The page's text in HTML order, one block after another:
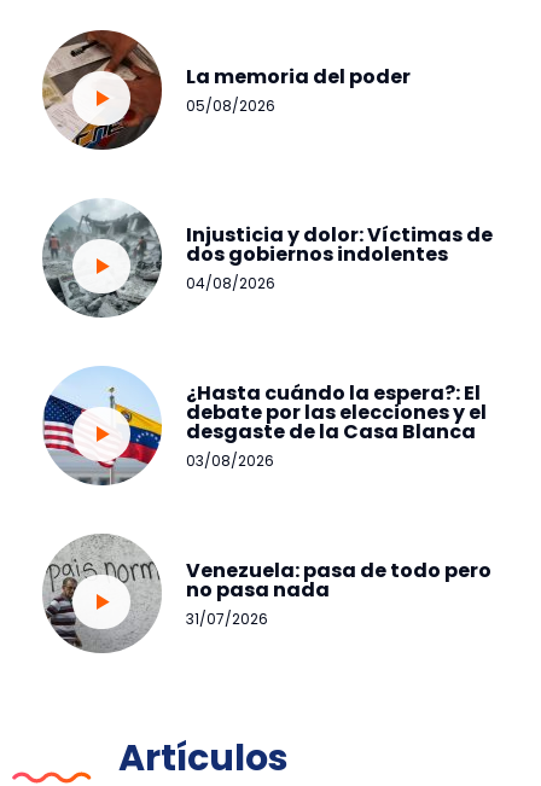
La memoria del poder
05/08/2026
Injusticia y dolor: Víctimas de
dos gobiernos indolentes
04/08/2026
¿Hasta cuándo la espera?: El
debate por las elecciones y el
desgaste de la Casa Blanca
03/08/2026
Venezuela: pasa de todo pero
no pasa nada
31/07/2026
Artículos